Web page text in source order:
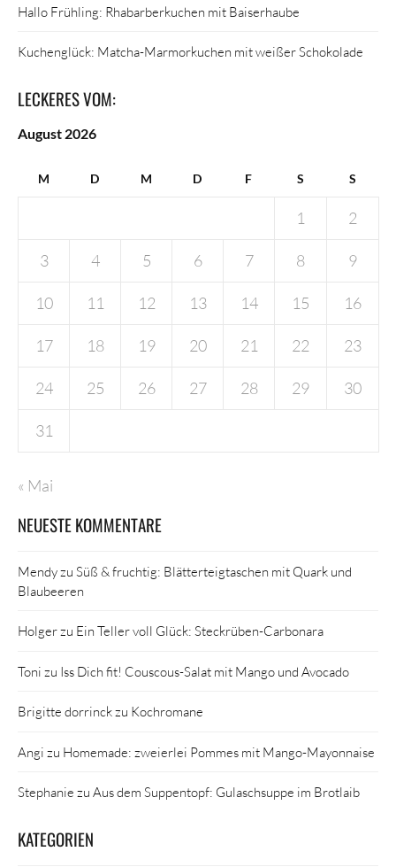
Hallo Frühling: Rhabarberkuchen mit Baiserhaube
Kuchenglück: Matcha-Marmorkuchen mit weißer Schokolade
LECKERES VOM:
August 2026
M D M D F S S
1 2
3 4 5 6 7 8 9
10 11 12 13 14 15 16
17 18 19 20 21 22 23
24 25 26 27 28 29 30
31
« Mai
NEUESTE KOMMENTARE
Mendyzu Süß & fruchtig: Blätterteigtaschen mit Quark und
Blaubeeren
Holgerzu Ein Teller voll Glück: Steckrüben-Carbonara
Toni zu Iss Dich fit! Couscous-Salat mit Mango und Avocado
Brigitte dorrinckzu Kochromane
Angi zu Homemade: zweierlei Pommes mit Mango-Mayonnaise
Stephanie zu Aus dem Suppentopf: Gulaschsuppe im Brotlaib
KATEGORIEN